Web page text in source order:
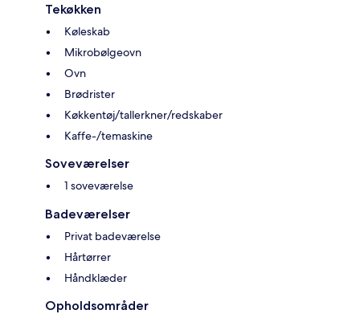
Tekøkken
Køleskab
Mikrobølgeovn
Ovn
Brødrister
Køkkentøj/tallerkner/redskaber
Kaffe-/temaskine
Soveværelser
1 soveværelse
Badeværelser
Privat badeværelse
Hårtørrer
Håndklæder
Opholdsområder